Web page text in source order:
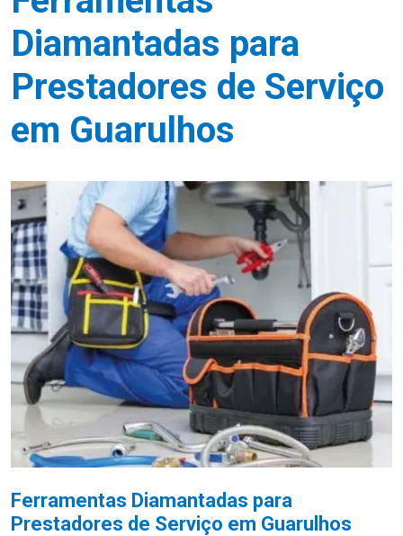
Diamantadas para
Prestadores de Serviço
em Guarulhos
Ferramentas Diamantadas para
Prestadores de Serviço em Guarulhos